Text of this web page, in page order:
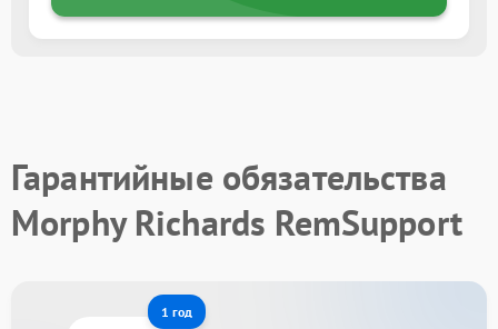
Гарантийные обязательства
Morphy Richards RemSupport
1 год